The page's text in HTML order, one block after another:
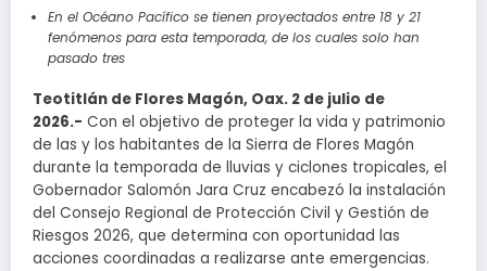
En el Océano Pacífico se tienen proyectados entre 18 y 21
fenómenos para esta temporada, de los cuales solo han
pasado tres
Teotitlán de Flores Magón, Oax. 2 de julio de
2026.- Con el objetivo de proteger la vida y patrimonio
de las y los habitantes de la Sierra de Flores Magón
durante la temporada de lluvias y ciclones tropicales, el
Gobernador Salomón Jara Cruz encabezó la instalación
del Consejo Regional de Protección Civil y Gestión de
Riesgos 2026, que determina con oportunidad las
acciones coordinadas a realizarse ante emergencias.